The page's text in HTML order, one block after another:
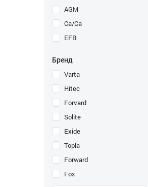
AGM
Ca/Ca
EFB
Бренд
Varta
Hitec
Forvard
Solite
Exide
Topla
Forward
Fox